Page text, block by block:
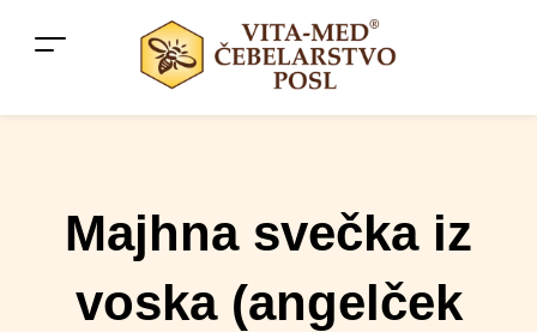
Majhna svečka iz
voska (angelček